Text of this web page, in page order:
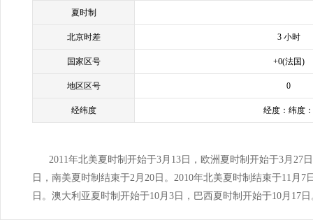
夏时制
北京时差 3 小时
国家区号 +0(法国)
地区区号 0
经纬度 经度：纬度：
2011年北美夏时制开始于3月13日，欧洲夏时制开始于3月27
日，南美夏时制结束于2月20日。2010年北美夏时制结束于11月7
日。澳大利亚夏时制开始于10月3日，巴西夏时制开始于10月17日